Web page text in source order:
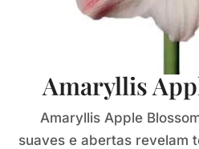
Amaryllis
Amaryllis Apple
suaves e abertas revelam